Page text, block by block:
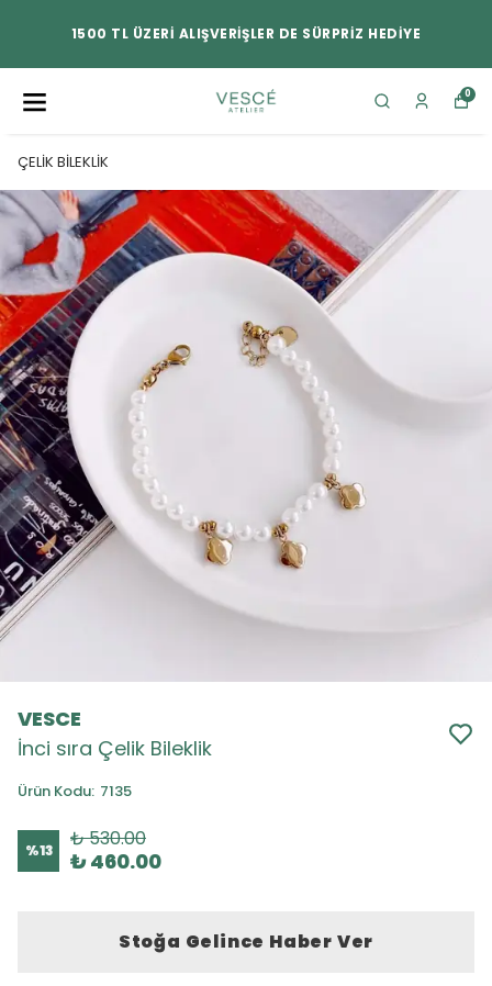
1500 TL ÜZERİ ALIŞVERİŞLER DE SÜRPRİZ HEDİYE
0
ÇELİK BİLEKLİK
VESCE
İnci sıra Çelik Bileklik
Ürün Kodu: 7135
%13 ₺ 530.00
₺ 460.00
Stoğa Gelince Haber Ver